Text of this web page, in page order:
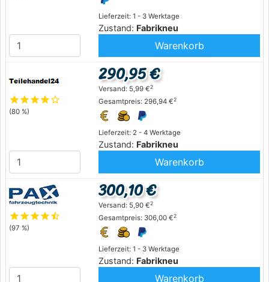
Lieferzeit: 1 - 3 Werktage
Zustand: Fabrikneu
Warenkorb
starstarstarstarstar_outline
(80 %)
Lieferzeit: 2 - 4 Werktage
Zustand: Fabrikneu
290,95 €
Versand: 5,99 €2
Gesamtpreis: 296,94 €2
Warenkorb
starstarstarstarstar_half
(97 %)
Lieferzeit: 1 - 3 Werktage
Zustand: Fabrikneu
300,10 €
Versand: 5,90 €2
Gesamtpreis: 306,00 €2
Warenkorb